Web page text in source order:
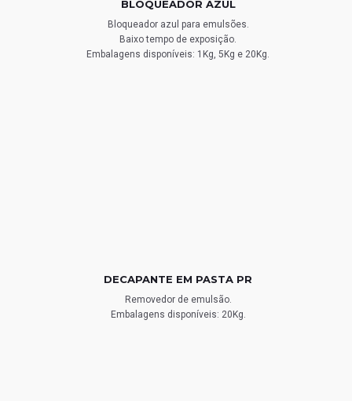
BLOQUEADOR AZUL
Bloqueador azul para emulsões.
Baixo tempo de exposição.
Embalagens disponíveis: 1Kg, 5Kg e 20Kg.
DECAPANTE EM PASTA PR
Removedor de emulsão.
Embalagens disponíveis: 20Kg.